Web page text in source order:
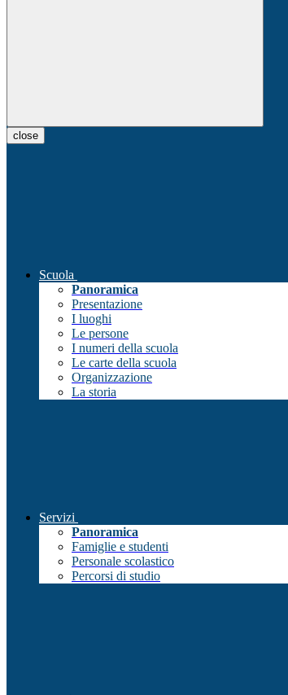
close
Scuola
Panoramica
Presentazione
I luoghi
Le persone
I numeri della scuola
Le carte della scuola
Organizzazione
La storia
Servizi
Panoramica
Famiglie e studenti
Personale scolastico
Percorsi di studio